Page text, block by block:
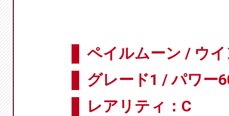
ペイルムーン / ウ
グレード1 / パワー
レアリティ：C